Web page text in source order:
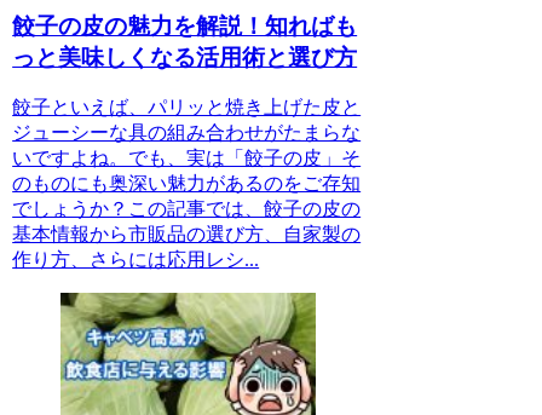
餃子の皮の魅力を解説！知ればも
っと美味しくなる活用術と選び方
餃子といえば、パリッと焼き上げた皮と
ジューシーな具の組み合わせがたまらな
いですよね。でも、実は「餃子の皮」そ
のものにも奥深い魅力があるのをご存知
でしょうか？この記事では、餃子の皮の
基本情報から市販品の選び方、自家製の
作り方、さらには応用レシ...